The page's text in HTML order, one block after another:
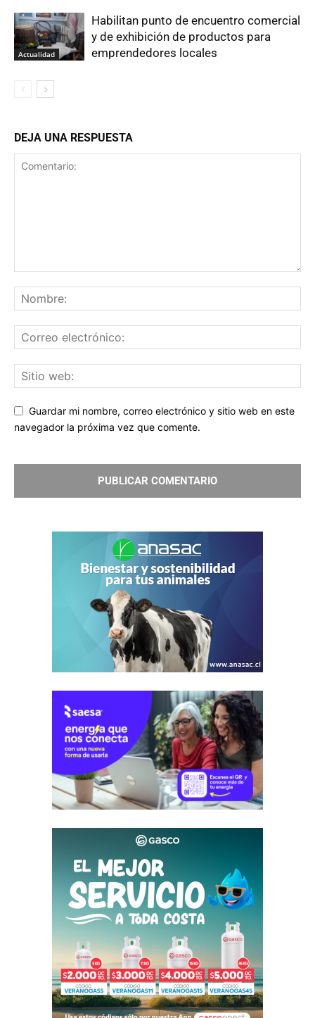
Actualidad
Habilitan punto de encuentro comercial
y de exhibición de productos para
emprendedores locales
DEJA UNA RESPUESTA
Guardar mi nombre, correo electrónico y sitio web en este
navegador la próxima vez que comente.